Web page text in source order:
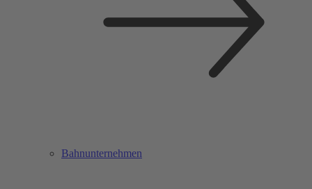
Bahnunternehmen